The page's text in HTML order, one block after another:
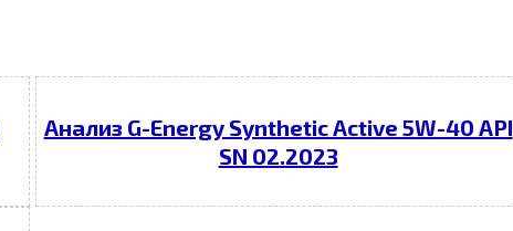
Анализ G-Energy Synthetic Active 5W-40 API
SN 02.2023